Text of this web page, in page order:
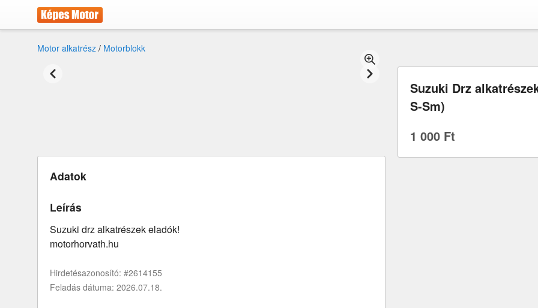
Motor alkatrész / Motorblokk
Suzuki Drz
S-Sm)
1 000 Ft
Adatok
Leírás
Suzuki drz alkatrészek eladók!
motorhorvath.hu
Hirdetésazonosító: #2614155
Feladás dátuma: 2026.07.18.